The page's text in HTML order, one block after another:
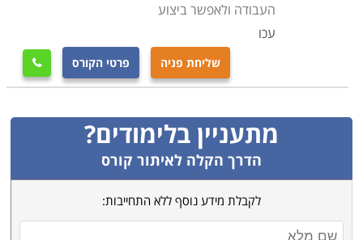
העבודה ולאפשר ביצוע
עכו
שליחת פניה פרטי הקורס 
מתעניין בלימודים?
הדרך הקלה לאיתור קורס
לקבלת מידע נוסף ללא התחייבות: